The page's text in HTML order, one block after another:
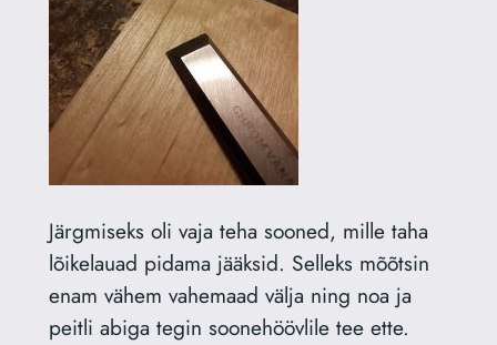
Järgmiseks oli vaja teha sooned, mille taha
lõikelauad pidama jääksid. Selleks mõõtsin
enam vähem vahemaad välja ning noa ja
peitli abiga tegin soonehöövlile tee ette.